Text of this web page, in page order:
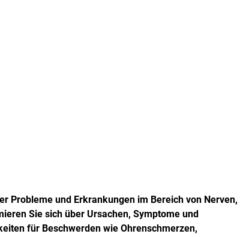
Probleme und Erkrankungen im Bereich von Nerven,
Sie sich über Ursachen, Symptome und
für Beschwerden wie Ohrenschmerzen,